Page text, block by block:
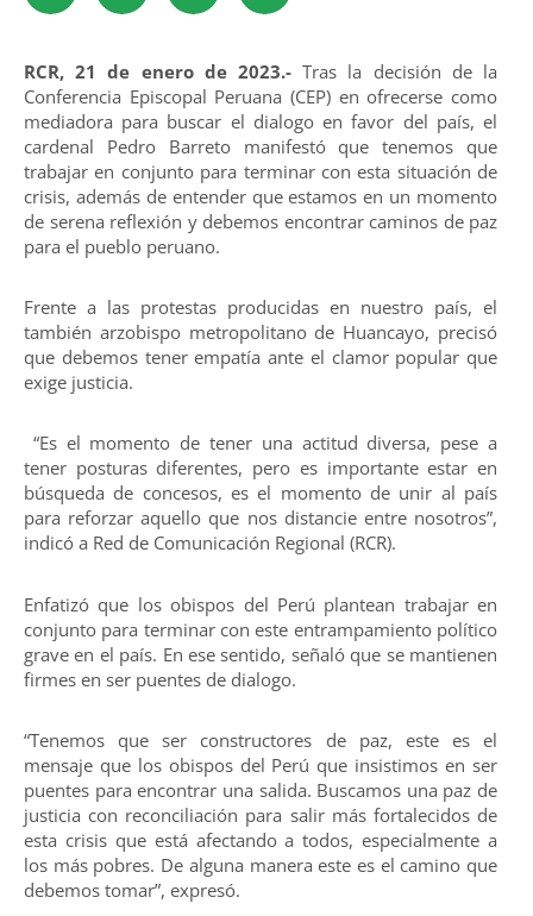
RCR, 21 de enero de 2023.- Tras la decisión de la
Conferencia Episcopal Peruana (CEP) en ofrecerse como
mediadora para buscar el dialogo en favor del país, el
cardenal Pedro Barreto manifestó que tenemos que
trabajar en conjunto para terminar con esta situación de
crisis, además de entender que estamos en un momento
de serena reflexión y debemos encontrar caminos de paz
para el pueblo peruano.
Frente a las protestas producidas en nuestro país, el
también arzobispo metropolitano de Huancayo, precisó
que debemos tener empatía ante el clamor popular que
exige justicia.
“Es el momento de tener una actitud diversa, pese a
tener posturas diferentes, pero es importante estar en
búsqueda de concesos, es el momento de unir al país
para reforzar aquello que nos distancie entre nosotros”,
indicó a Red de Comunicación Regional (RCR).
Enfatizó que los obispos del Perú plantean trabajar en
conjunto para terminar con este entrampamiento político
grave en el país. En ese sentido, señaló que se mantienen
firmes en ser puentes de dialogo.
“Tenemos que ser constructores de paz, este es el
mensaje que los obispos del Perú que insistimos en ser
puentes para encontrar una salida. Buscamos una paz de
justicia con reconciliación para salir más fortalecidos de
esta crisis que está afectando a todos, especialmente a
los más pobres. De alguna manera este es el camino que
debemos tomar”, expresó.